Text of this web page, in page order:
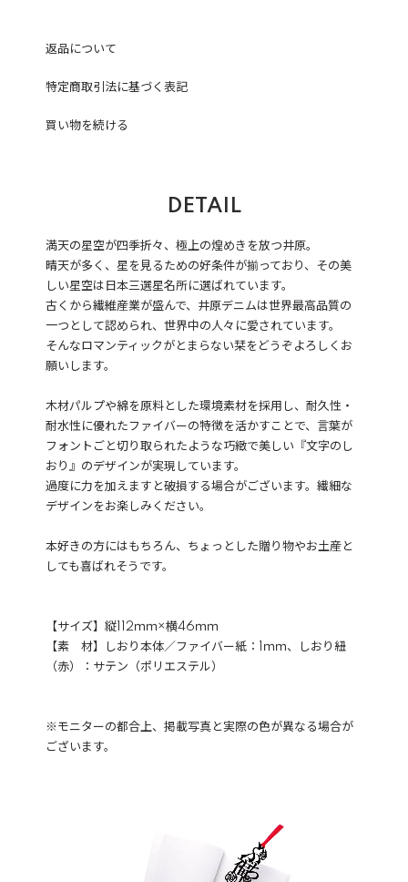
返品について
特定商取引法に基づく表記
買い物を続ける
DETAIL
満天の星空が四季折々、極上の煌めきを放つ井原。
晴天が多く、星を見るための好条件が揃っており、その美
しい星空は日本三選星名所に選ばれています。
古くから繊維産業が盛んで、井原デニムは世界最高品質の
一つとして認められ、世界中の人々に愛されています。
そんなロマンティックがとまらない栞をどうぞよろしくお
願いします。
木材パルプや綿を原料とした環境素材を採用し、耐久性・
耐水性に優れたファイバーの特徴を活かすことで、言葉が
フォントごと切り取られたような巧緻で美しい『文字のし
おり』のデザインが実現しています。
過度に力を加えますと破損する場合がございます。繊細な
デザインをお楽しみください。
本好きの方にはもちろん、ちょっとした贈り物やお土産と
しても喜ばれそうです。
【サイズ】縦112ｍｍ×横46ｍｍ
【素 材】しおり本体／ファイバー紙：1ｍｍ、しおり紐
（赤）：サテン（ポリエステル）
※モニターの都合上、掲載写真と実際の色が異なる場合が
ございます。